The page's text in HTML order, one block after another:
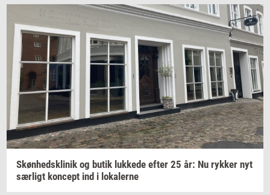
Skøn­heds­kli­nik og butik luk­ke­de efter 25 år: Nu ryk­ker nyt
sær­ligt kon­cept ind i lo­ka­ler­ne